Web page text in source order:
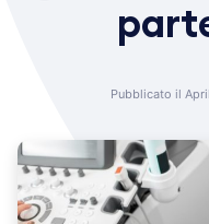
Pubblicato il